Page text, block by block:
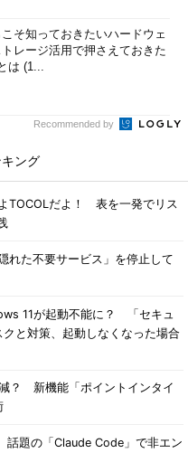
そ知っておきたいハードウェ
レージ活用で押さえておきた
は (1...
Recommended by
ング
TOCOLだよ！ 表を一発でリス
れた不要サービス」を停止して
11が起動不能に？ 「セキュ
と対策、起動しなくなった場合
？ 新機能「ポイントインタイ
題の「Claude Code」で非エン